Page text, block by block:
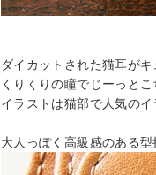
ダイカットされた猫耳がキ
くりくりの瞳でじーっと
イラストは猫部で人気の
大人っぽく高級感のある型